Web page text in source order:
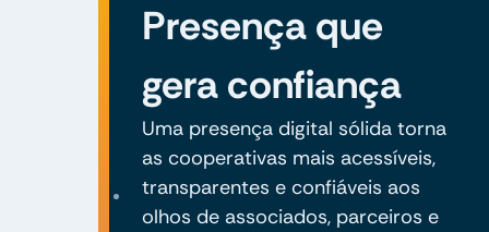
Presença que
gera confiança
Uma presença digital sólida torna
as cooperativas mais acessíveis,
transparentes e confiáveis aos
olhos de associados, parceiros e